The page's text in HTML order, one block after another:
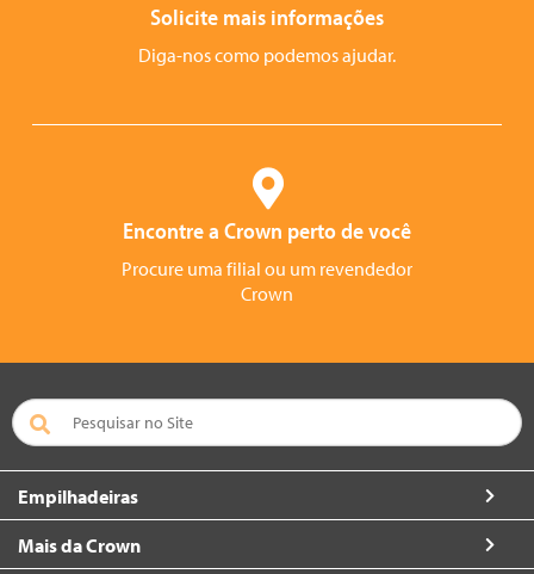
Solicite mais informações
Diga-nos como podemos ajudar.
Encontre a Crown perto de você
Procure uma filial ou um revendedor
Crown
Empilhadeiras
Mais da Crown